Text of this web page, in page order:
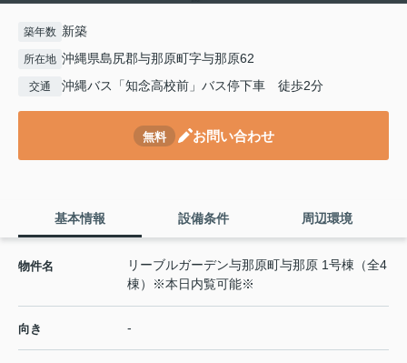
築年数 新築
所在地 沖縄県島尻郡与那原町字与那原62
交通 沖縄バス「知念高校前」バス停下車 徒歩2分
無料 お問い合わせ
基本情報 設備条件 周辺環境
物件名
リーブルガーデン与那原町与那原 1号棟（全4
棟）※本日内覧可能※
向き -